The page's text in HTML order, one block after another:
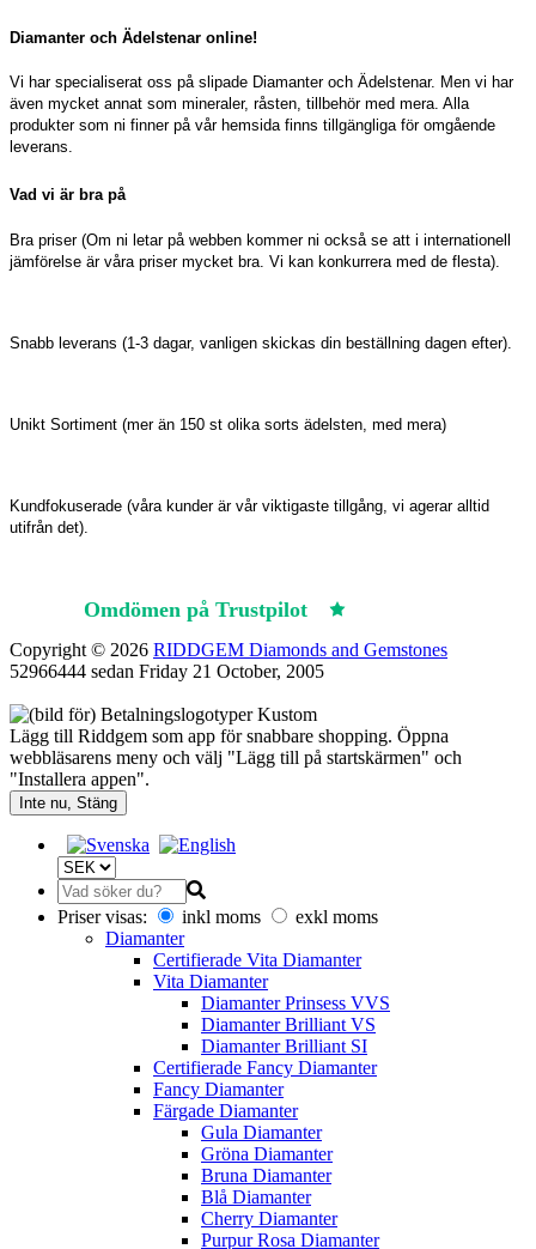
Diamanter och Ädelstenar online!
Vi har specialiserat oss på slipade Diamanter och Ädelstenar. Men vi har
även mycket annat som mineraler, råsten, tillbehör med mera. Alla
produkter som ni finner på vår hemsida finns tillgängliga för omgående
leverans.
Vad vi är bra på
Bra priser (Om ni letar på webben kommer ni också se att i internationell
jämförelse är våra priser mycket bra. Vi kan konkurrera med de flesta).
Snabb leverans (1-3 dagar, vanligen skickas din beställning dagen efter).
Unikt Sortiment (mer än 150 st olika sorts ädelsten, med mera)
Kundfokuserade (våra kunder är vår viktigaste tillgång, vi agerar alltid
utifrån det).
Omdömen på Trustpilot
Copyright © 2026 RIDDGEM Diamonds and Gemstones
52966444 sedan Friday 21 October, 2005
Lägg till Riddgem som app för snabbare shopping. Öppna
webbläsarens meny och välj "Lägg till på startskärmen" och
"Installera appen".
Inte nu, Stäng
Priser visas: inkl moms
exkl moms
Diamanter
Certifierade Vita Diamanter
Vita Diamanter
Diamanter Prinsess VVS
Diamanter Brilliant VS
Diamanter Brilliant SI
Certifierade Fancy Diamanter
Fancy Diamanter
Färgade Diamanter
Gula Diamanter
Gröna Diamanter
Bruna Diamanter
Blå Diamanter
Cherry Diamanter
Purpur Rosa Diamanter